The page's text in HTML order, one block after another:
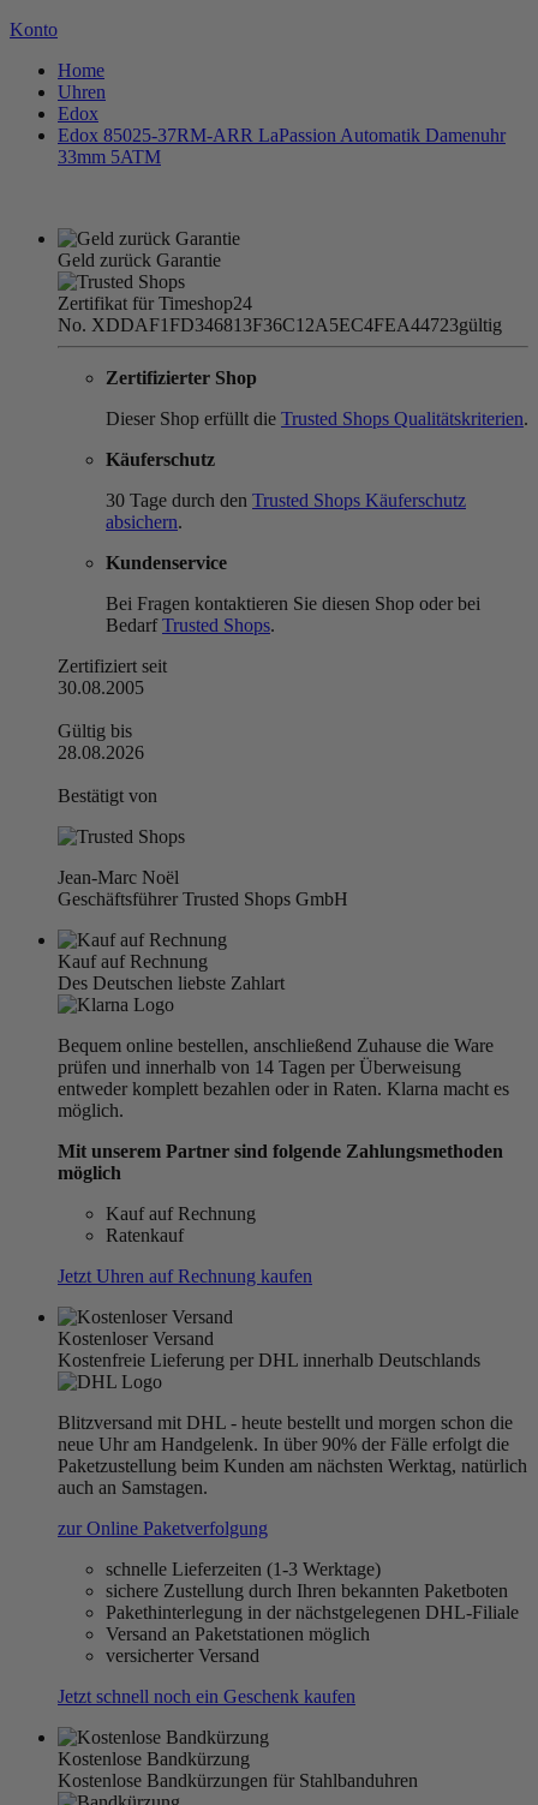
Konto
Home
Uhren
Edox
Edox 85025-37RM-ARR LaPassion Automatik Damenuhr
33mm 5ATM
Geld zurück Garantie
Zertifikat für Timeshop24
No. XDDAF1FD346813F36C12A5EC4FEA44723gültig
Zertifizierter Shop
Dieser Shop erfüllt die Trusted Shops Qualitätskriterien.
Käuferschutz
30 Tage durch den Trusted Shops Käuferschutz
absichern.
Kundenservice
Bei Fragen kontaktieren Sie diesen Shop oder bei
BedarfTrusted Shops.
Zertifiziert seit
30.08.2005
Gültig bis
28.08.2026
Bestätigt von
Jean-Marc Noël
Geschäftsführer Trusted Shops GmbH
Kauf auf Rechnung
Des Deutschen liebste Zahlart
Bequem online bestellen, anschließend Zuhause die Ware
prüfen und innerhalb von 14 Tagen per Überweisung
entweder komplett bezahlen oder in Raten. Klarna macht es
möglich.
Mit unserem Partner sind folgende Zahlungsmethoden
möglich
Kauf auf Rechnung
Ratenkauf
Jetzt Uhren auf Rechnung kaufen
Kostenloser Versand
Kostenfreie Lieferung per DHL innerhalb Deutschlands
Blitzversand mit DHL - heute bestellt und morgen schon die
neue Uhr am Handgelenk. In über 90% der Fälle erfolgt die
Paketzustellung beim Kunden am nächsten Werktag, natürlich
auch an Samstagen.
zur Online Paketverfolgung
schnelle Lieferzeiten (1-3 Werktage)
sichere Zustellung durch Ihren bekannten Paketboten
Pakethinterlegung in der nächstgelegenen DHL-Filiale
Versand an Paketstationen möglich
versicherter Versand
Jetzt schnell noch ein Geschenk kaufen
Kostenlose Bandkürzung
Kostenlose Bandkürzungen für Stahlbanduhren